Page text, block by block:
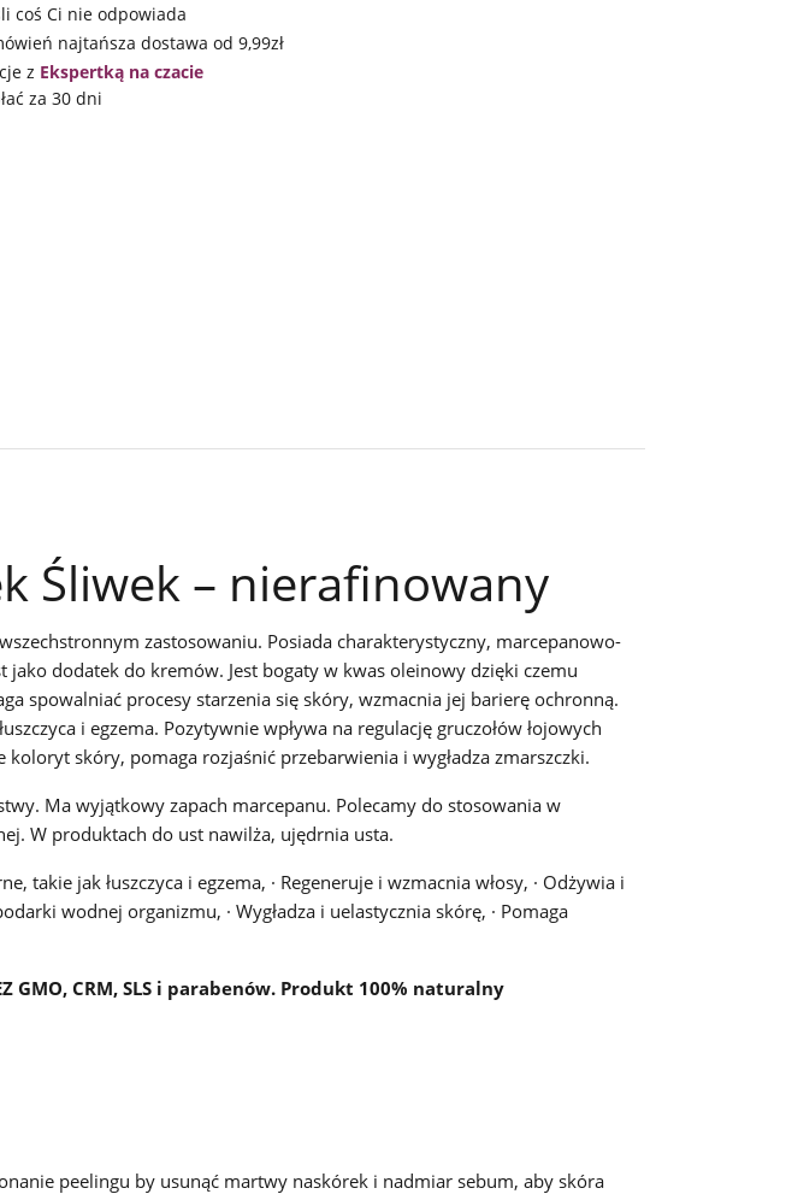
coś Ci nie odpowiada
najtańsza dostawa od 9,99zł
z Ekspertką na czacie
za 30 dni
Śliwek – nierafinowany
zastosowaniu. Posiada charakterystyczny, marcepanowo-
dodatek do kremów. Jest bogaty w kwas oleinowy dzięki czemu
spowalniać procesy starzenia się skóry, wzmacnia jej barierę ochronną.
i egzema. Pozytywnie wpływa na regulację gruczołów łojowych
skóry, pomaga rozjaśnić przebarwienia i wygładza zmarszczki.
Ma wyjątkowy zapach marcepanu. Polecamy do stosowania w
W produktach do ust nawilża, ujędrnia usta.
takie jak łuszczyca i egzema, · Regeneruje i wzmacnia włosy, · Odżywia i
wodnej organizmu, · Wygładza i uelastycznia skórę, · Pomaga
GMO, CRM, SLS i parabenów. Produkt 100% naturalny
peelingu by usunąć martwy naskórek i nadmiar sebum, aby skóra